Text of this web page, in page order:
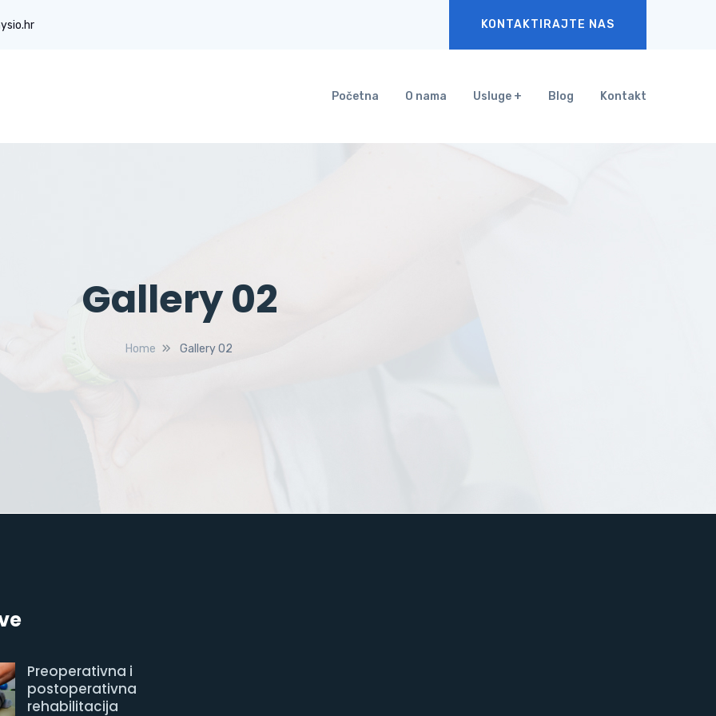
KONTAKTIRAJTE NAS
Početna O nama Usluge Blog Kontakt
Gallery 02
Home Gallery 02
Preoperativna i
postoperativna
rehabilitacija